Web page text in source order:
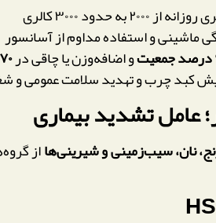
به حدود ۳۰۰۰ کالری
و استفاده مداوم از آسانسور
و اضافه‌وزن یا چاقی در۷۰ درصد افراد
کبد چرب و تهدید سلامت عمومی و
عامل تشدید بیماری
نان، سیب‌زمینی و شیرینی‌هااز